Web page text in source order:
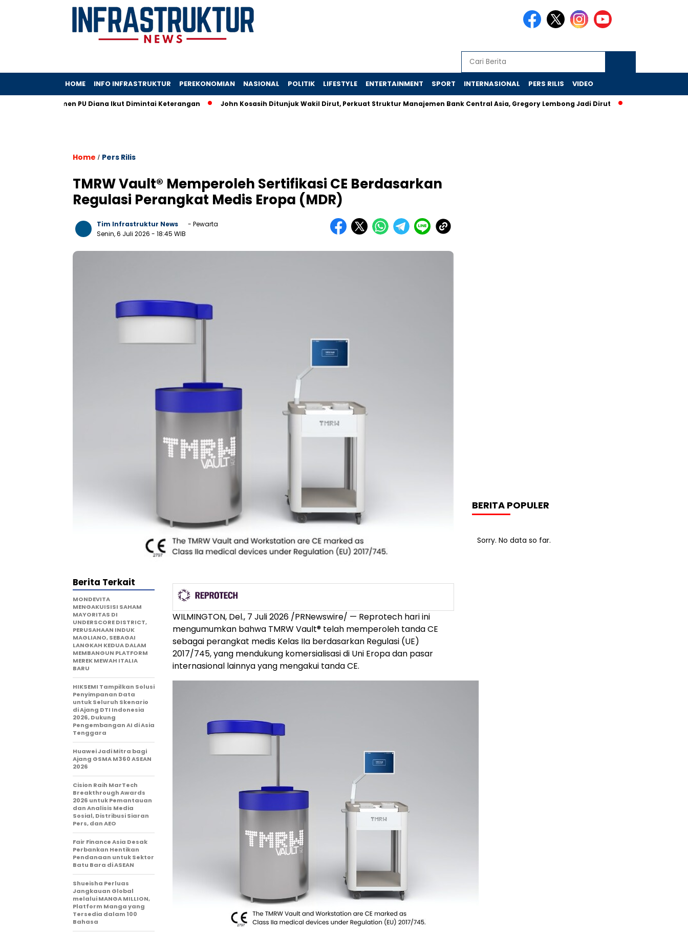
HOME INFO INFRASTRUKTUR PEREKONOMIAN NASIONAL POLITIK LIFESTYLE ENTERTAINMENT SPORT INTERNASIONAL PERS RILIS VIDEO
Wamen PU Diana Ikut Dimintai Keterangan John Kosasih Ditunjuk Wakil Dirut, Perkuat Struktur Manajemen Bank Central Asia, Gregory Lembong Jadi Dirut Salah Satu Alasan
Home / Pers Rilis
TMRW Vault® Memperoleh Sertifikasi CE Berdasarkan
Regulasi Perangkat Medis Eropa (MDR)
Tim Infrastruktur News
- Pewarta
Senin, 6 Juli 2026 - 18:45 WIB
WILMINGTON, Del., 7 Juli 2026 /PRNewswire/ — Reprotech hari ini
mengumumkan bahwa TMRW Vault® telah memperoleh tanda CE
sebagai perangkat medis Kelas IIa berdasarkan Regulasi (UE)
2017/745, yang mendukung komersialisasi di Uni Eropa dan pasar
internasional lainnya yang mengakui tanda CE.
Berita Terkait
MONDEVITA
MENGAKUISISI SAHAM
MAYORITAS DI
UNDERSCORE DISTRICT,
PERUSAHAAN INDUK
MAGLIANO, SEBAGAI
LANGKAH KEDUA DALAM
MEMBANGUN PLATFORM
MEREK MEWAH ITALIA
BARU
HIKSEMI Tampilkan Solusi
Penyimpanan Data
untuk Seluruh Skenario
di Ajang DTI Indonesia
2026, Dukung
Pengembangan AI di Asia
Tenggara
Huawei Jadi Mitra bagi
Ajang GSMA M360 ASEAN
2026
Cision Raih MarTech
Breakthrough Awards
2026 untuk Pemantauan
dan Analisis Media
Sosial, Distribusi Siaran
Pers, dan AEO
Fair Finance Asia Desak
Perbankan Hentikan
Pendanaan untuk Sektor
Batu Bara di ASEAN
Shueisha Perluas
Jangkauan Global
melalui MANGA MILLION,
Platform Manga yang
Tersedia dalam 100
Bahasa
BERITA POPULER
Sorry. No data so far.